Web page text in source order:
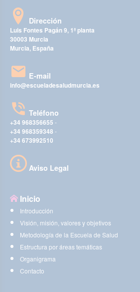
Dirección
Luis Fontes Pagán 9, 1ª planta
30003 Murcia
Murcia, España
E-mail
info@escueladesaludmurcia.es
Teléfono
+34 968356655 -
+34 968359348 -
+34 673992510
Aviso Legal
Inicio
Introducción
Visión, misión, valores y objetivos
Metodología de la Escuela de Salud
Estructura por áreas temáticas
Organigrama
Contacto